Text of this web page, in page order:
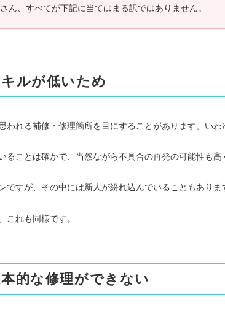
ん、すべてが下記に当てはまる訳ではありません。
ルが低いため
れる補修・修理箇所を目にすることがあります。いわ
ことは確かで、当然ながら不具合の再発の可能性も高
すが、その中には新人が紛れ込んでいることもありま
これも同様です。
的な修理ができない